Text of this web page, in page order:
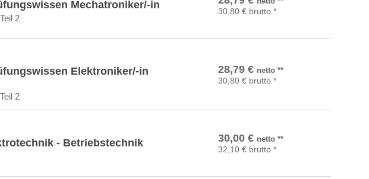
Mechatroniker/-in
2
30,80 € brutto *
Elektroniker/-in
2
28,79 € netto**
30,80 € brutto *
In den Warenkorb
- Betriebstechnik 30,00 € netto**
32,10 € brutto *
In den Warenkorb